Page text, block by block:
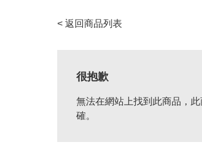
< 返回商品列表
很抱歉
無法在網站上找到此商品，
確。